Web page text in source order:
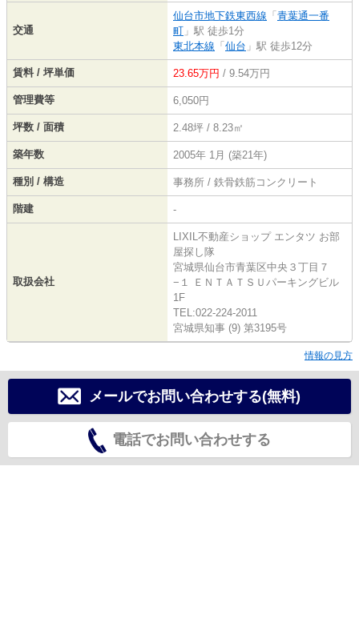
交通
仙台市地下鉄東西線 「 青葉通一番
町 」駅 徒歩1分
東北本線 「 仙台 」駅 徒歩12分
賃料 / 坪単価 23.65万円 / 9.54万円
管理費等 6,050円
坪数 / 面積 2.48坪 / 8.23㎡
築年数 2005年 1月 (築21年)
種別 / 構造 事務所 / 鉄骨鉄筋コンクリート
階建 -
取扱会社
LIXIL不動産ショップ エンタツ お部
屋探し隊
宮城県仙台市青葉区中央３丁目７
−１ ＥＮＴＡＴＳＵパーキングビル
1F
TEL:022-224-2011
宮城県知事 (9) 第3195号
情報の見方
メールでお問い合わせする(無料)
電話でお問い合わせする